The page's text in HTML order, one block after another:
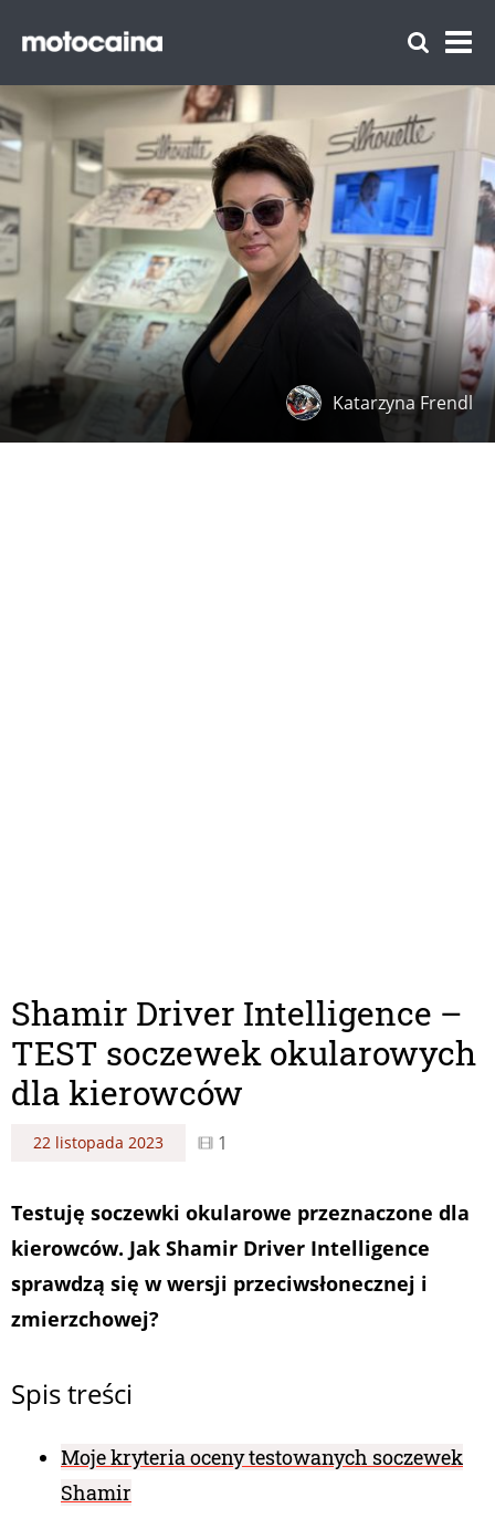
Katarzyna Frendl
Shamir Driver Intelligence –
TEST soczewek okularowych
dla kierowców
22 listopada 2023 1
Testuję soczewki okularowe przeznaczone dla
kierowców. Jak Shamir Driver Intelligence
sprawdzą się w wersji przeciwsłonecznej i
zmierzchowej?
Spis treści
Moje kryteria oceny testowanych soczewek
Shamir